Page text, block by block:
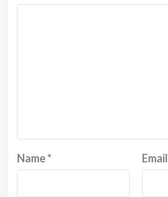
Name* Email